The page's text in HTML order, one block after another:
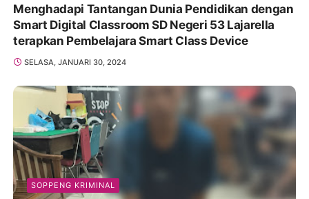
Menghadapi Tantangan Dunia Pendidikan dengan
Smart Digital Classroom SD Negeri 53 Lajarella
terapkan Pembelajara Smart Class Device
SELASA, JANUARI 30, 2024
SOPPENG KRIMINAL